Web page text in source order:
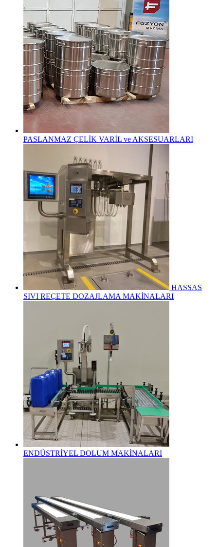
PASLANMAZ ÇELİK VARİL ve AKSESUARLARI
HASSAS
SIVI REÇETE DOZAJLAMA MAKİNALARI
ENDÜSTRİYEL DOLUM MAKİNALARI